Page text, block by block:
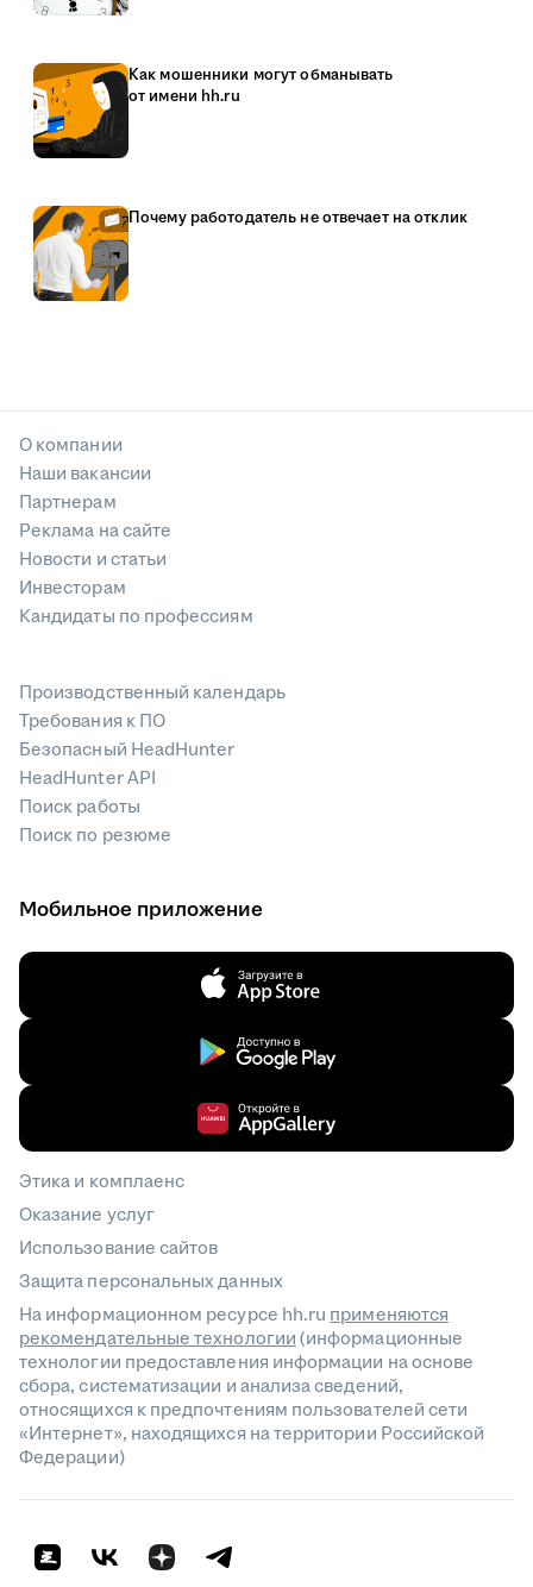
Как мошенники могут обманывать
от имени hh.ru
Почему работодатель не отвечает на отклик
О компании
Наши вакансии
Партнерам
Реклама на сайте
Новости и статьи
Инвесторам
Кандидаты по профессиям
Производственный календарь
Требования к ПО
Безопасный HeadHunter
HeadHunter API
Поиск работы
Поиск по резюме
Мобильное приложение
Этика и комплаенс
Оказание услуг
Использование сайтов
Защита персональных данных
На информационном ресурсе hh.ru применяются
рекомендательные технологии(информационные
технологии предоставления информации на основе
сбора, систематизации и анализа сведений,
относящихся к предпочтениям пользователей сети
«Интернет», находящихся на территории Российской
Федерации)